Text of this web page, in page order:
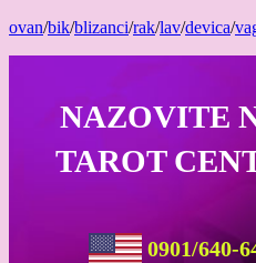
ovan/bik/blizanci/rak/lav/devica/